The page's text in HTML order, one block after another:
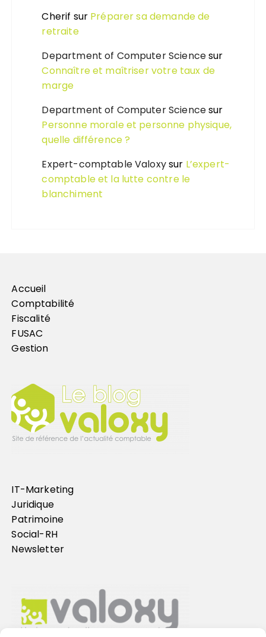
Cherif sur Préparer sa demande de
retraite
Department of Computer Sciencesur
Connaître et maîtriser votre taux de
marge
Department of Computer Sciencesur
Personne morale et personne physique,
quelle différence ?
Expert-comptable Valoxysur L’expert-
comptable et la lutte contre le
blanchiment
Accueil
Comptabilité
Fiscalité
FUSAC
Gestion
IT-Marketing
Juridique
Patrimoine
Social-RH
Newsletter